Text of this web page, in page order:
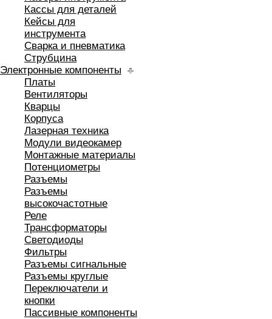
Кассы для деталей
Кейсы для
инструмента
Сварка и пневматика
Струбцина
Электронные компоненты
Платы
Вентиляторы
Кварцы
Корпуса
Лазерная техника
Модули видеокамер
Монтажные материалы
Потенциометры
Разъемы
Разъемы
высокочастотные
Реле
Трансформаторы
Светодиоды
Фильтры
Разъемы сигнальные
Разъемы круглые
Переключатели и
кнопки
Пассивные компоненты